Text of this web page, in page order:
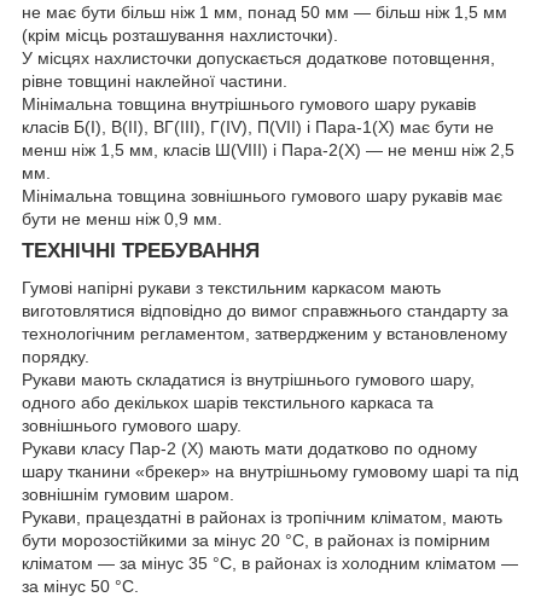
не має бути більш ніж 1 мм, понад 50 мм — більш ніж 1,5 мм
(крім місць розташування нахлисточки).
У місцях нахлисточки допускається додаткове потовщення,
рівне товщині наклейної частини.
Мінімальна товщина внутрішнього гумового шару рукавів
класів Б(I), В(II), ВГ(III), Г(IV), П(VII) і Пара-1(X) має бути не
менш ніж 1,5 мм, класів Ш(VIII) і Пара-2(X) — не менш ніж 2,5
мм.
Мінімальна товщина зовнішнього гумового шару рукавів має
бути не менш ніж 0,9 мм.
ТЕХНІЧНІ ТРЕБУВАННЯ
Гумові напірні рукави з текстильним каркасом мають
виготовлятися відповідно до вимог справжнього стандарту за
технологічним регламентом, затвердженим у встановленому
порядку.
Рукави мають складатися із внутрішнього гумового шару,
одного або декількох шарів текстильного каркаса та
зовнішнього гумового шару.
Рукави класу Пар-2 (X) мають мати додатково по одному
шару тканини «брекер» на внутрішньому гумовому шарі та під
зовнішнім гумовим шаром.
Рукави, працездатні в районах із тропічним кліматом, мають
бути морозостійкими за мінус 20 °C, в районах із помірним
кліматом — за мінус 35 °C, в районах із холодним кліматом —
за мінус 50 °C.